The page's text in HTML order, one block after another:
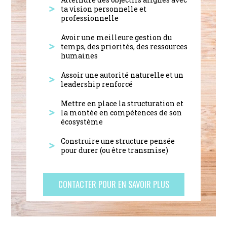
ta vision personnelle et
professionnelle
Avoir une meilleure gestion du
temps, des priorités, des ressources
humaines
Assoir une autorité naturelle et un
leadership renforcé
Mettre en place la structuration et
la montée en compétences de son
écosystème
Construire une structure pensée
pour durer (ou être transmise)
CONTACTER POUR EN SAVOIR PLUS